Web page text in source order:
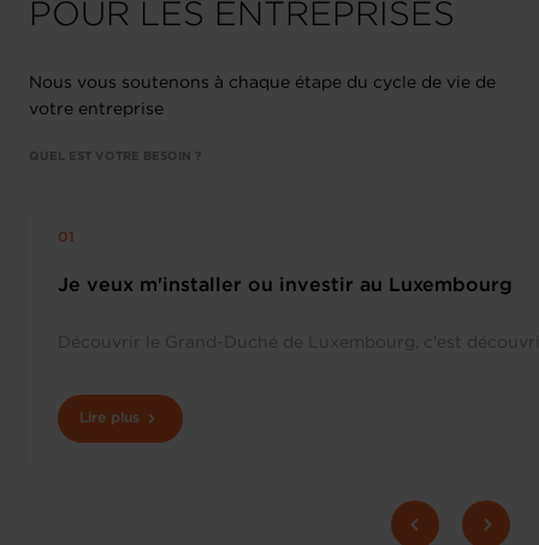
POUR LES ENTREPRISES
Nous vous soutenons à chaque étape du cycle de vie de
votre entreprise
QUEL EST VOTRE BESOIN ?
Je veux m'installer ou investir au Luxembourg
Découvrir le Grand-Duché de Luxembourg, c'est
Lire plus